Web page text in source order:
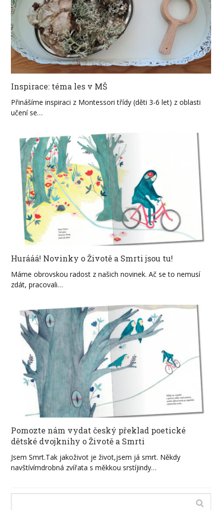
Inspirace: téma les v MŠ
Přinášíme inspiraci z Montessori třídy (děti 3-6 let) z oblasti
učení se…
Hurááá! Novinky o Životě a Smrti jsou tu!
Máme obrovskou radost z našich novinek. Ač se to nemusí
zdát, pracovali…
Pomozte nám vydat český překlad poetické
dětské dvojknihy o Životě a Smrti
Jsem Smrt.Tak jakoživot je život,jsem já smrt. Někdy
navštívímdrobná zvířata s měkkou srstíjindy…